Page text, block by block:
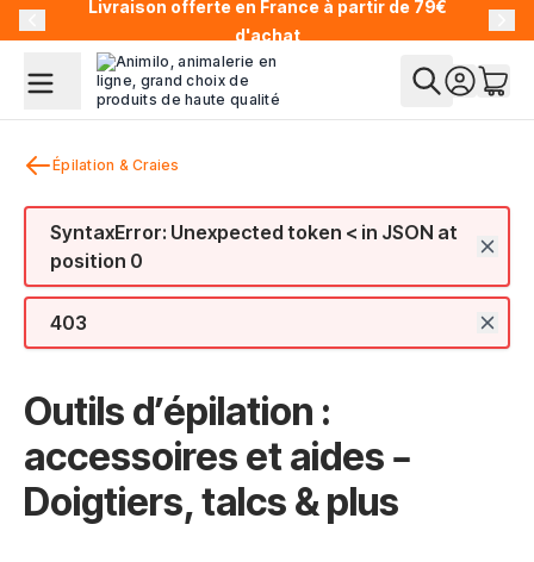
Allez au contenuLivraison offerte en France à partir de 79€
d'achat
Épilation & Craies
SyntaxError: Unexpected token < in JSON at
position 0
403
Outils d’épilation :
accessoires et aides –
Doigtiers, talcs & plus